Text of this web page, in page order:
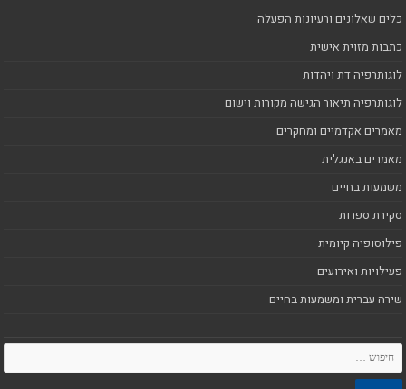
כלים שאלונים ורעיונות הפעלה
כתבות מזוית אישית
לוגותרפיה דת ויהדות
לוגותרפיה תיאור הגישה מקורות וישום
מאמרים אקדמיים ומחקרים
מאמרים באנגלית
משמעות בחיים
סקירת ספרות
פילוסופיה קיומית
פעילויות ואירועים
שירה עברית ומשמעות בחיים